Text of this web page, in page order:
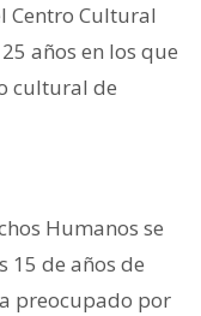
Centro Cultural
años en los que
cultural de
Humanos se
15 de años de
preocupado por